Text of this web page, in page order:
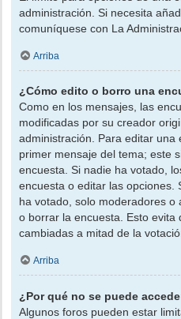
administración. Si necesita
comuníquese con La
Arriba
¿Cómo edito o borro una
Como en los mensajes, las
modificadas por su creador
administración. Para editar una
primer mensaje del tema; este
encuesta. Si nadie ha votado,
encuesta o editar las opciones.
ha votado, solo moderadores
o borrar la encuesta. Esto evita
cambiadas a mitad de la
Arriba
¿Por qué no se puede
Algunos foros pueden estar